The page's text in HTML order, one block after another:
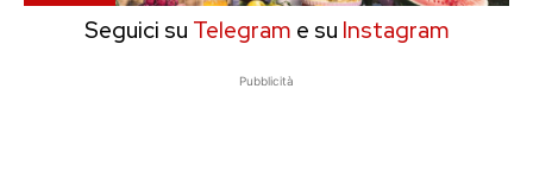
Seguici su Telegram e su Instagram
Pubblicità